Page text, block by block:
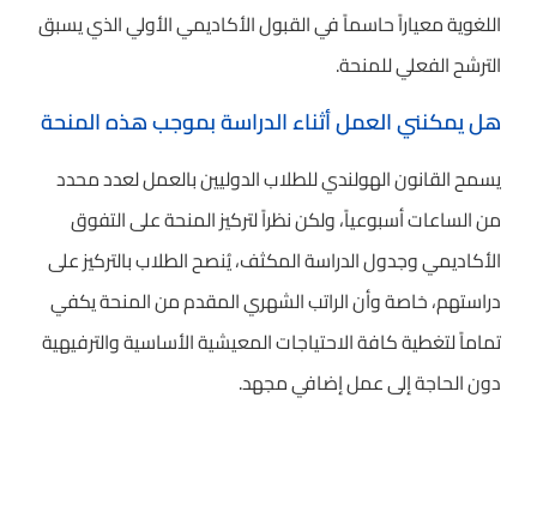
اللغوية معياراً حاسماً في القبول الأكاديمي الأولي الذي يسبق
الترشح الفعلي للمنحة.
هل يمكنني العمل أثناء الدراسة بموجب هذه المنحة
يسمح القانون الهولندي للطلاب الدوليين بالعمل لعدد محدد
من الساعات أسبوعياً، ولكن نظراً لتركيز المنحة على التفوق
الأكاديمي وجدول الدراسة المكثف، يُنصح الطلاب بالتركيز على
دراستهم، خاصة وأن الراتب الشهري المقدم من المنحة يكفي
تماماً لتغطية كافة الاحتياجات المعيشية الأساسية والترفيهية
دون الحاجة إلى عمل إضافي مجهد.